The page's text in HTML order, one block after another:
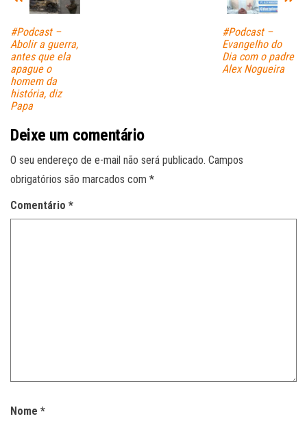
#Podcast –
Abolir a guerra,
antes que ela
apague o
homem da
história, diz
Papa
#Podcast –
Evangelho do
Dia com o padre
Alex Nogueira
Deixe um comentário
O seu endereço de e-mail não será publicado. Campos
obrigatórios são marcados com *
Comentário *
Nome *